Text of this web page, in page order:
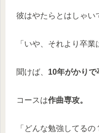
彼はやたらとはしゃい
「いや、それより卒業
聞けば、 10年がかりで
コースは作曲専攻。
「どんな勉強してるの